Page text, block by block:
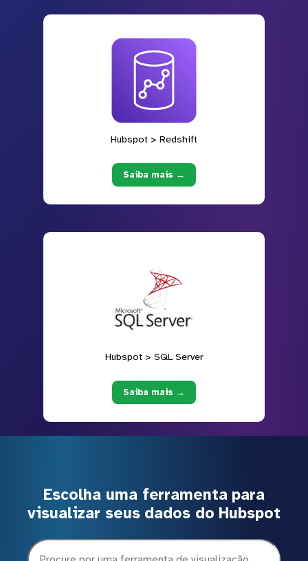
Hubspot > Redshift
Saiba mais →
Hubspot > SQL Server
Saiba mais →
Escolha uma ferramenta para
visualizar seus dados do Hubspot